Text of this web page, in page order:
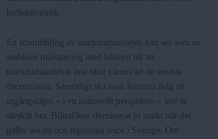
kollektivtrafik.
En fördubbling av marknadsandelen kan ses som en
ambitiös målsättning med hänsyn till att
marknadsandelen inte ökat nämnvärt de senaste
decennierna. Samtidigt ska man komma ihåg att
utgångsläget – i ett nationellt perspektiv – inte är
särskilt bra. Biltrafiken dominerar ju starkt när det
gäller lokala och regionala resor i Sverige. Om